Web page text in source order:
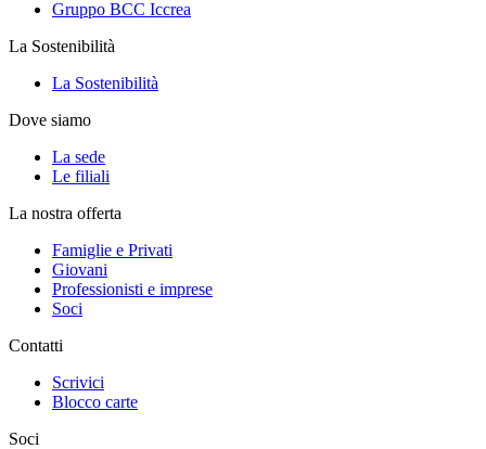
Gruppo BCC Iccrea
La Sostenibilità
La Sostenibilità
Dove siamo
La sede
Le filiali
La nostra offerta
Famiglie e Privati
Giovani
Professionisti e imprese
Soci
Contatti
Scrivici
Blocco carte
Soci